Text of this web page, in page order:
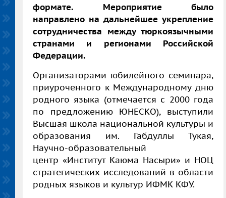
формате. Мероприятие было
направлено на дальнейшее укрепление
сотрудничества между тюркоязычными
странами и регионами Российской
Федерации.
Организаторами юбилейного семинара,
приуроченного к Международному дню
родного языка (отмечается с 2000 года
по предложению ЮНЕСКО), выступили
Высшая школа национальной культуры и
образования им. Габдуллы Тукая,
Научно-образовательный
центр «Институт Каюма Насыри» и НОЦ
стратегических исследований в области
родных языков и культур ИФМК КФУ.